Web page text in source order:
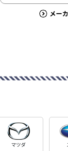
メー
マツダ